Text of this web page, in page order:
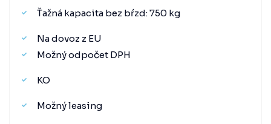
Ťažná kapacita bez bŕzd: 750 kg
Na dovoz z EU
Možný odpočet DPH
KO
Možný leasing